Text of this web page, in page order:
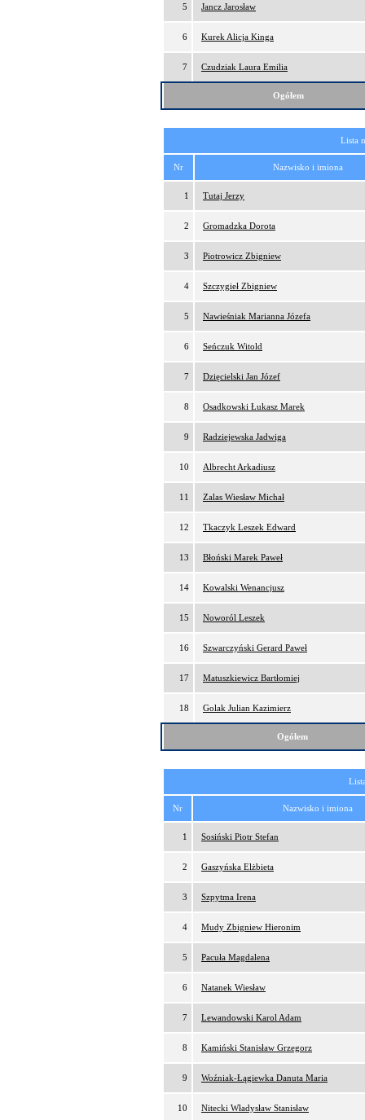
5 Jancz Jarosław
6 Kurek Alicja Kinga
7 Czudziak Laura Emilia
Ogółem
Lista
Nr Nazwisko i imiona
1 Tutaj Jerzy
2 Gromadzka Dorota
3 Piotrowicz Zbigniew
4 Szczygieł Zbigniew
5 Nawieśniak Marianna Józefa
6 Seńczuk Witold
7 Dzięcielski Jan Józef
8 Osadkowski Łukasz Marek
9 Radziejewska Jadwiga
10 Albrecht Arkadiusz
11 Zalas Wiesław Michał
12 Tkaczyk Leszek Edward
13 Błoński Marek Paweł
14 Kowalski Wenancjusz
15 Noworól Leszek
16 Szwarczyński Gerard Paweł
17 Matuszkiewicz Bartłomiej
18 Golak Julian Kazimierz
Ogółem
Nr Nazwisko i imiona
1 Sosiński Piotr Stefan
2 Gaszyńska Elżbieta
3 Szpytma Irena
4 Mudy Zbigniew Hieronim
5 Pacuła Magdalena
6 Natanek Wiesław
7 Lewandowski Karol Adam
8 Kamiński Stanisław Grzegorz
9 Woźniak-Łągiewka Danuta Maria
10 Nitecki Władysław Stanisław